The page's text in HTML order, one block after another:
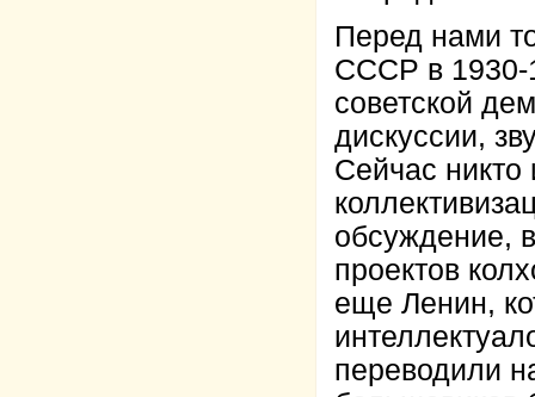
Перед нами
СССР в 1930-
советской
дискуссии,
Сейчас
обсуждение,
проектов
еще Ленин,
переводили